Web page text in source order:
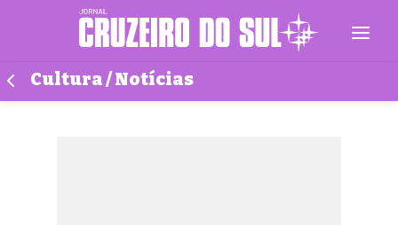
Cultura / Notícias